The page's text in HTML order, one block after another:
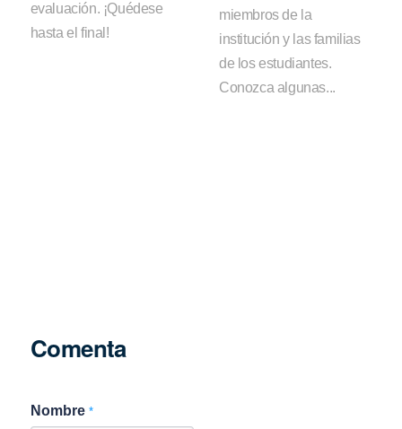
evaluación. ¡Quédese
hasta el final!
miembros de la
institución y las familias
de los estudiantes.
Conozca algunas...
Comenta
Nombre *